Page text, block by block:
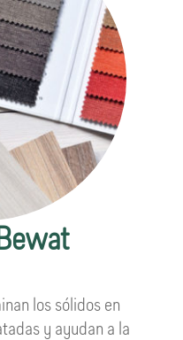
los sólidos en
y ayudan a la